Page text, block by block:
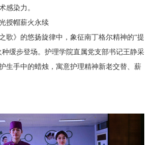
感染力。
授帽薪火永续
歌》的悠扬旋律中，象征南丁格尔精神的“提
缓步登场。护理学院直属党支部书记王静采
生手中的蜡烛，寓意护理精神新老交替、薪